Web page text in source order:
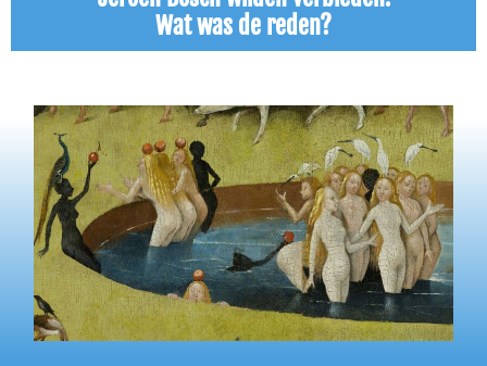
Wat was de reden?